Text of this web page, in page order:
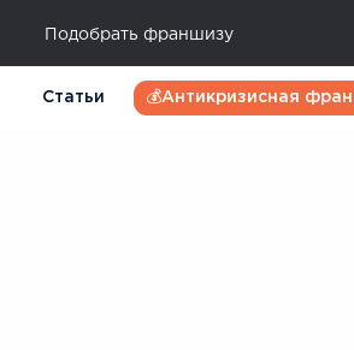
Подобрать франшизу
Статьи 💰Антикризисная